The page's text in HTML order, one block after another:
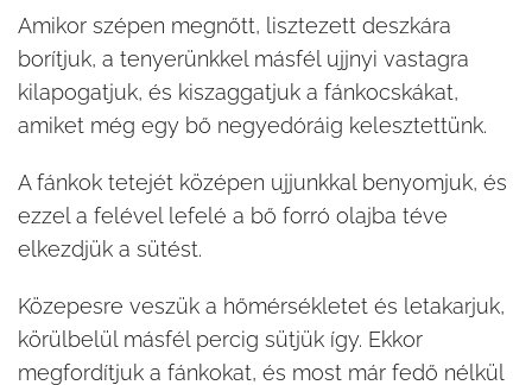
Amikor szépen megnőtt, lisztezett deszkára
borítjuk, a tenyerünkkel másfél ujjnyi vastagra
kilapogatjuk, és kiszaggatjuk a fánkocskákat,
amiket még egy bő negyedóráig kelesztettünk.
A fánkok tetejét középen ujjunkkal benyomjuk, és
ezzel a felével lefelé a bő forró olajba téve
elkezdjük a sütést.
Közepesre veszük a hőmérsékletet és letakarjuk,
körülbelül másfél percig sütjük így. Ekkor
megfordítjuk a fánkokat, és most már fedő nélkül